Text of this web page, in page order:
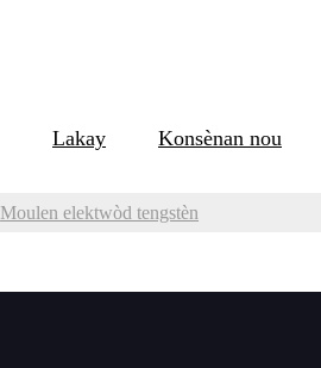
Lakay Konsènan nou
Moulen elektwòd tengstèn